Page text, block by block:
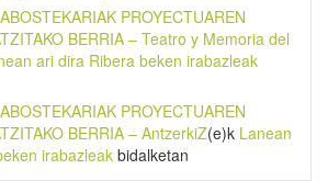
PROYECTUAREN
BERRIA – Teatro y Memoria del
ari dira Ribera beken irabazleak
PROYECTUAREN
BERRIA – AntzerkiZ(e)k Lanean
irabazleak bidalketan